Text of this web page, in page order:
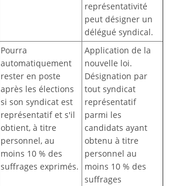
représentativité
peut désigner un
délégué syndical.
Pourra
automatiquement
rester en poste
après les élections
si son syndicat est
représentatif et s'il
obtient, à titre
personnel, au
moins 10 % des
suffrages exprimés.
Application de la
nouvelle loi.
Désignation par
tout syndicat
représentatif
parmi les
candidats ayant
obtenu à titre
personnel au
moins 10 % des
suffrages